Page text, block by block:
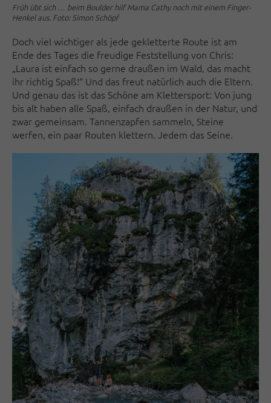
Früh übt sich … beim Boulder hilf Mama Cathy noch mit einem Finger-
Henkel aus. Foto: Simon Schöpf
Doch viel wichtiger als jede gekletterte Route ist am
Ende des Tages die freudige Feststellung von Chris:
„Laura ist einfach so gerne draußen im Wald, das macht
ihr richtig Spaß!“ Und das freut natürlich auch die Eltern.
Und genau das ist das Schöne am Klettersport: Von jung
bis alt haben alle Spaß, einfach draußen in der Natur, und
zwar gemeinsam. Tannenzapfen sammeln, Steine
werfen, ein paar Routen klettern. Jedem das Seine.